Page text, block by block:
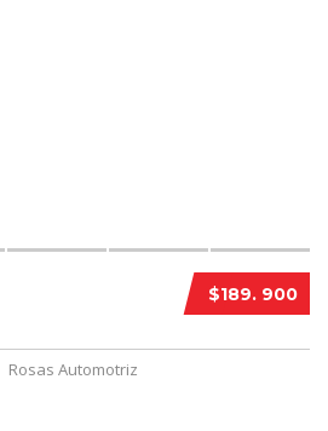
$189. 900
Rosas Automotriz